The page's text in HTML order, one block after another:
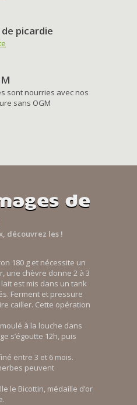
picardie
sont nourries avec nos
sans OGM
de
découvrez les !
180 g et nécessite un
une chèvre donne 2 à 3
est mis dans un tank
Ferment et pressure
cailler. Cette opération
à la louche dans
s’égoutte 12h, puis
entre 3 et 6 mois.
peuvent
le Bicottin, médaille d’or